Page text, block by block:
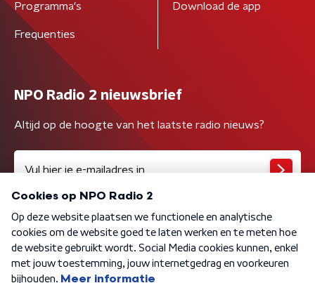
Programma's
Frequenties
Download de app
NPO Radio 2 nieuwsbrief
Altijd op de hoogte van het laatste radio nieuws?
Algemene voorwaarden